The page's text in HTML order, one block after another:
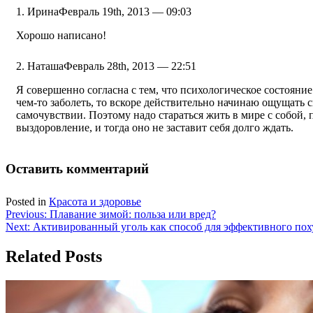
ИринаФевраль 19th, 2013 — 09:03
Хорошо написано!
НаташаФевраль 28th, 2013 — 22:51
Я совершенно согласна с тем, что психологическое
чем-то заболеть, то вскоре действительно начинаю
самочувствии. Поэтому надо стараться жить в мире с собой,
выздоровление, и тогда оно не заставит себя долго ждать.
Оставить комментарий
Posted in Красота и здоровье
Навигация
по
записям
Previous: Плавание зимой: польза или вред?
Next: Активированный уголь как способ для эффективного
Related Posts